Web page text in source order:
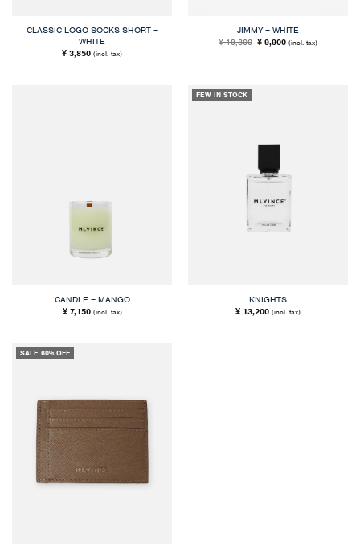
CLASSIC LOGO SOCKS SHORT –
WHITE
¥ 3,850 (incl. tax)
JIMMY – WHITE
¥19,800 元
の
¥ 9,900現
在
(incl. tax)
CANDLE – MANGO
¥7,150 (incl. tax)
FEW IN STOCK
KNIGHTS
¥ 13,200 (incl. tax)
SALE 60% OFF